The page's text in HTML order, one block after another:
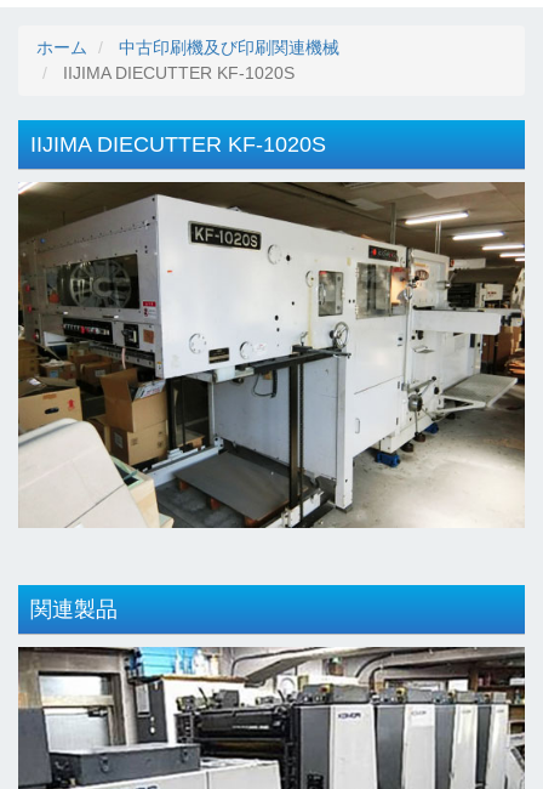
ホーム
中古印刷機及び印刷関連機械
IIJIMA DIECUTTER KF-1020S
IIJIMA DIECUTTER KF-1020S
関連製品